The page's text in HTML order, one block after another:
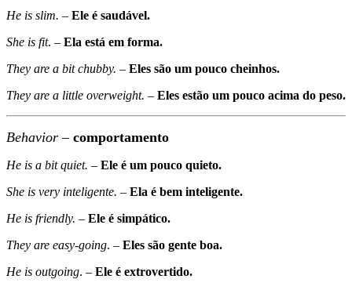
He is slim. – Ele é saudável.
She is fit. – Ela está em forma.
They are a bit chubby. – Eles são um pouco cheinhos.
They are a little overweight. – Eles estão um pouco acima do peso.
Behavior – comportamento
He is a bit quiet. – Ele é um pouco quieto.
She is very inteligente. – Ela é bem inteligente.
He is friendly. – Ele é simpático.
They are easy-going. – Eles são gente boa.
He is outgoing. – Ele é extrovertido.